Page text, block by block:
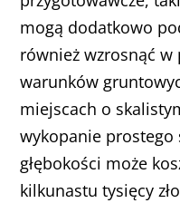
mogą dodatkowo
również wzrosnąć
warunków
miejscach o
wykopanie
głębokości może
kilkunastu tysięcy